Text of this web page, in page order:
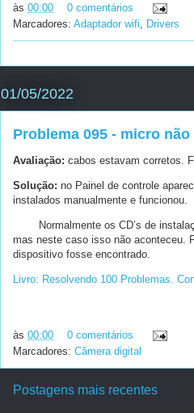
às 00:00
0 comentários
Marcadores: Adaptador wifi Drivers
01/05/2022
Problema 095 - micro
Avaliação: cabos estavam corretos.
Solução: no Painel de controle
instalados manualmente e funcionou.
Normalmente os CD’s de
mas neste caso isso não aconteceu.
dispositivo fosse encontrado.
Livro: Resolvendo 100 Problemas.
às 00:00
0 comentários
Marcadores: Câmera digital
Postagens mais recentes